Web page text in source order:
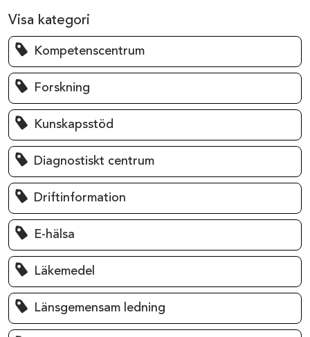
Visa kategori
Kompetenscentrum
Forskning
Kunskapsstöd
Diagnostiskt centrum
Driftinformation
E-hälsa
Läkemedel
Länsgemensam ledning